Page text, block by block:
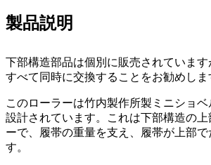
製品説明
下部構造部品は個別に販売されていま
すべて同時に交換することをお勧めしま
このローラーは竹内製作所製ミニショ
設計されています。これは下部構造の
ーで、履帯の重量を支え、履帯が上部で
す。